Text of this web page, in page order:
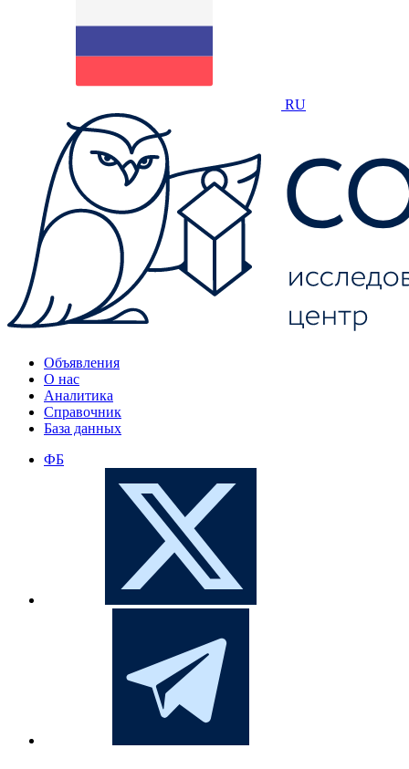
RU
Объявления
О нас
Аналитика
Справочник
База данных
ФБ